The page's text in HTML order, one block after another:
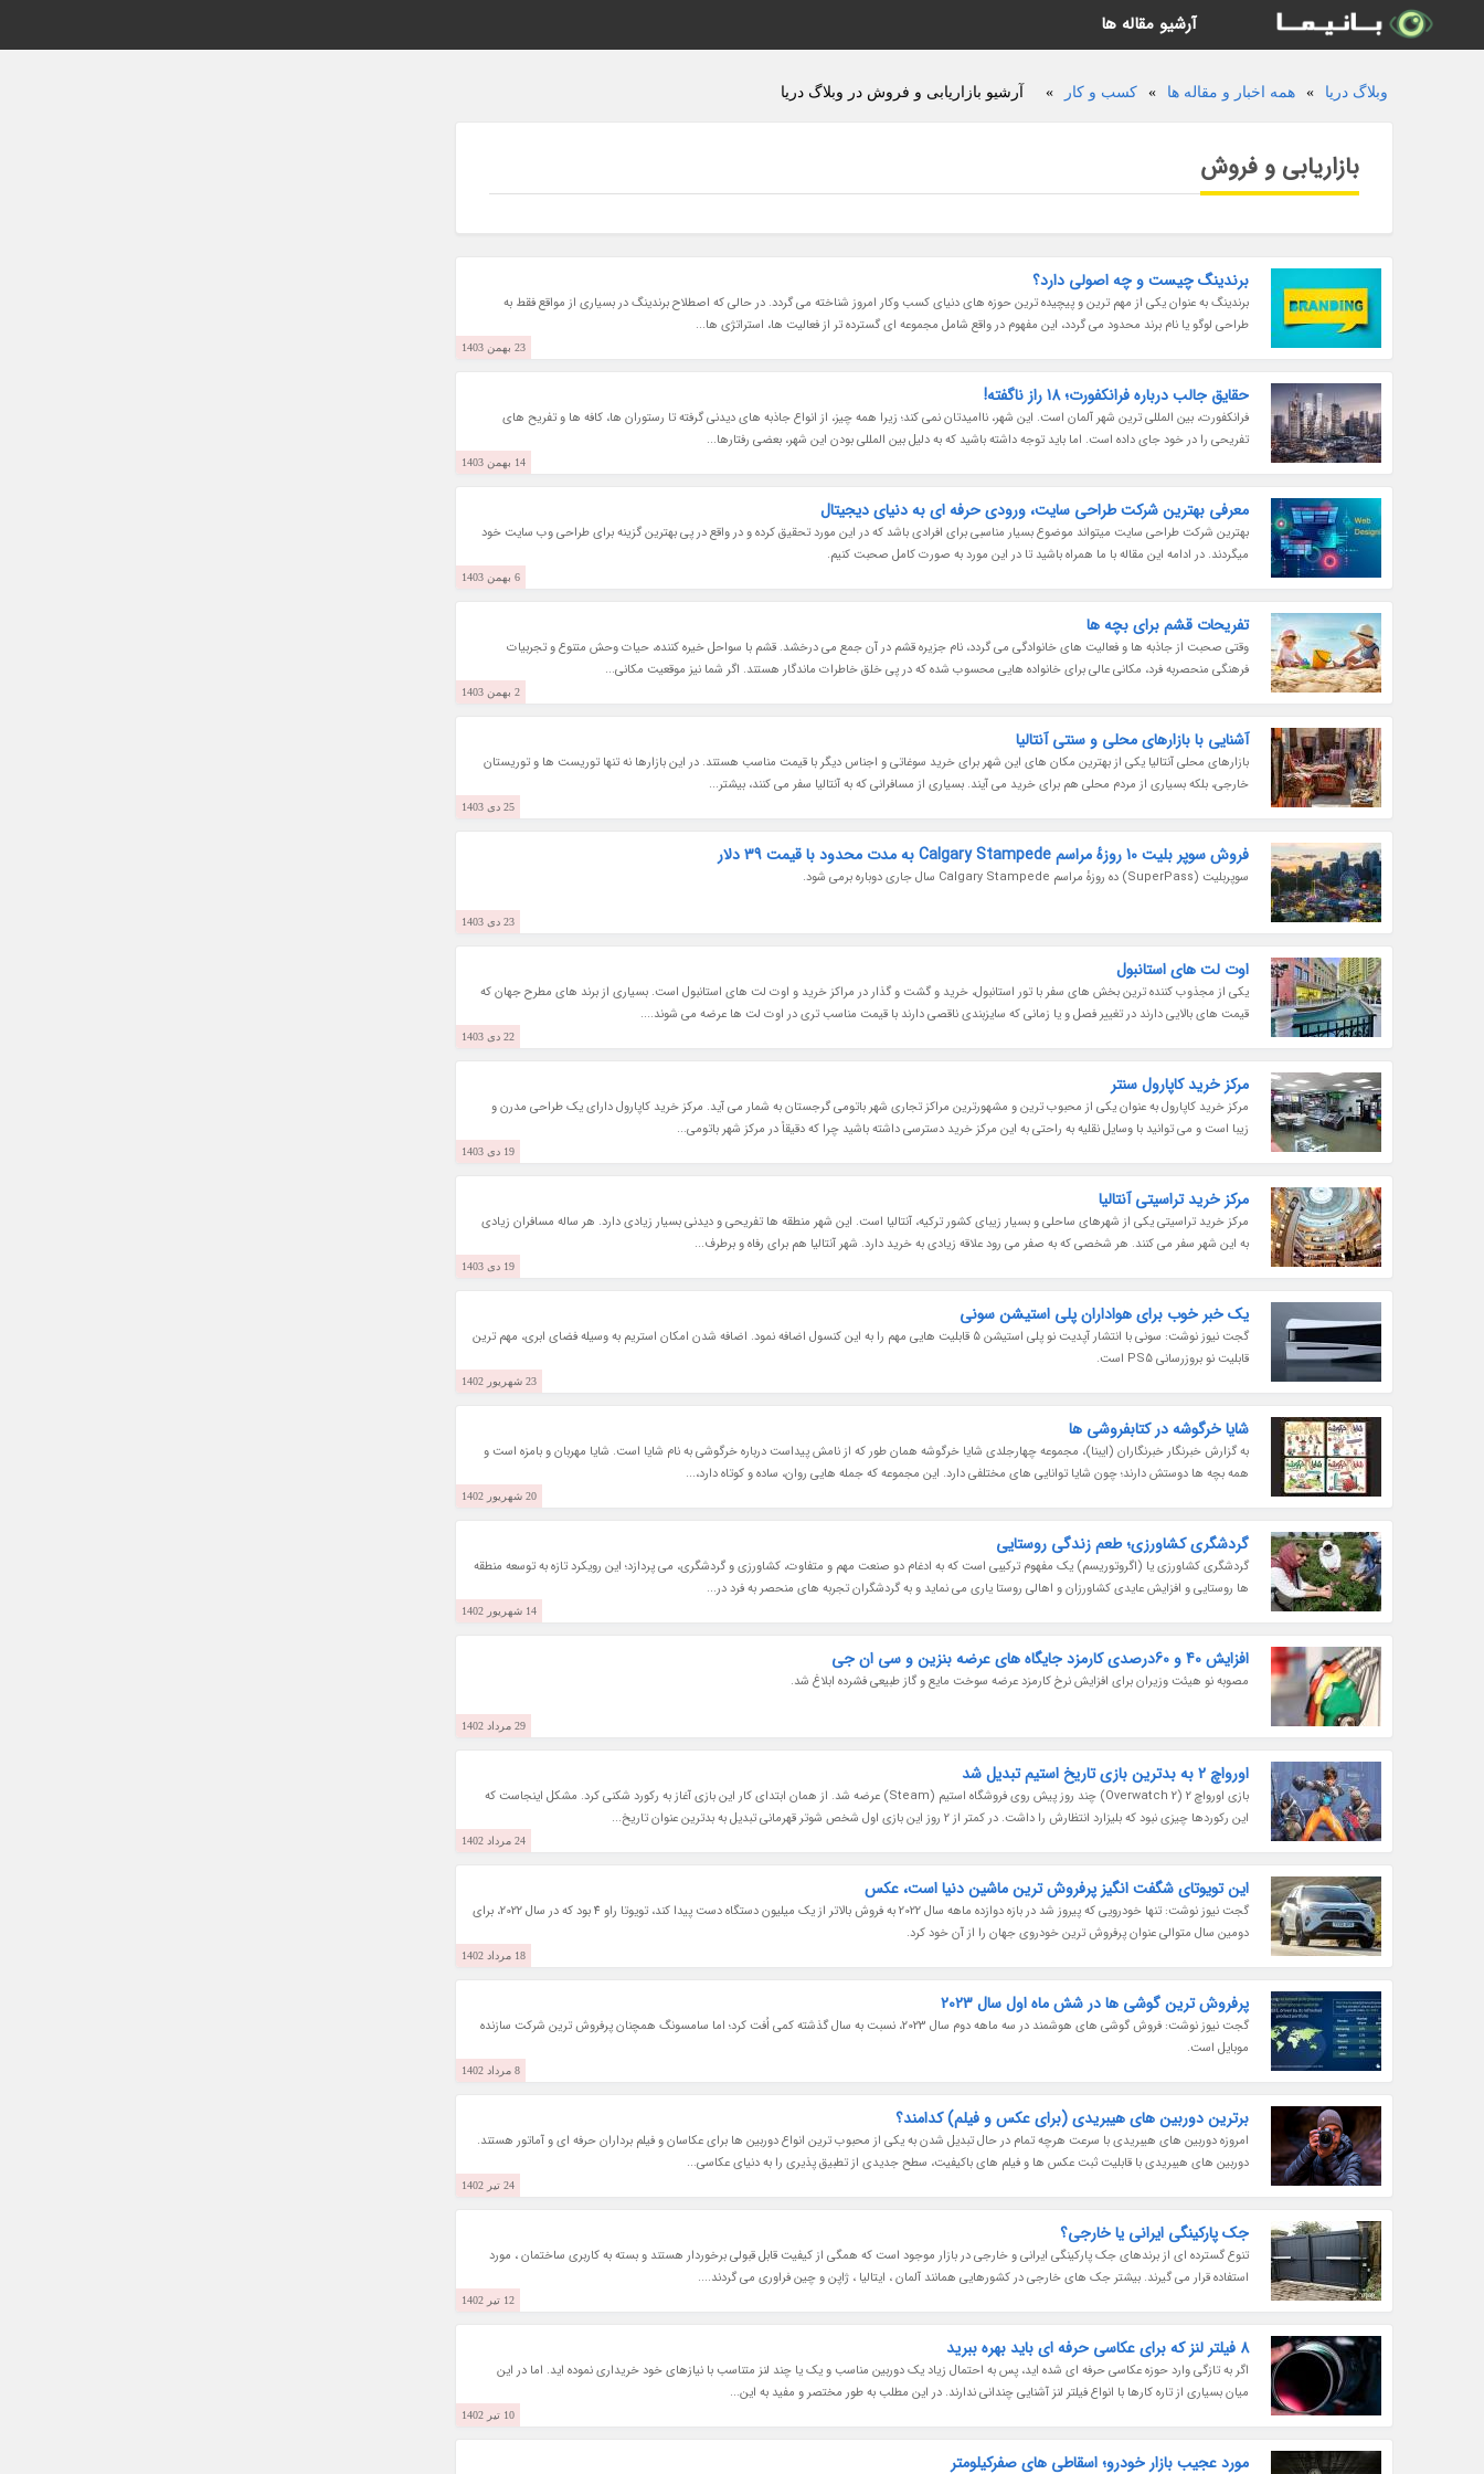
وبلاگ دریا » همه اخبار و مقاله ها » کسب و کار » آرشیو بازاریابی و فروش در وبلاگ دریا
بازاریابی و فروش
برندینگ چیست و چه اصولی دارد؟
برندینگ به عنوان یکی از مهم ترین و پیچیده ترین حوزه های دنیای کسب وکار امروز شناخته می گردد. در حالی که اصطلاح برندینگ در بسیاری از مواقع فقط به
طراحی لوگو یا نام برند محدود می گردد، این مفهوم در واقع شامل مجموعه ای گسترده تر از فعالیت ها، استراتژی ها...
23 بهمن 1403
حقایق جالب درباره فرانکفورت؛ 18 راز ناگفته!
فرانکفورت، بین المللی ترین شهر آلمان است. این شهر، ناامیدتان نمی کند؛ زیرا همه چیز، از انواع جاذبه های دیدنی گرفته تا رستوران ها، کافه ها و تفریح های
تفریحی را در خود جای داده است. اما باید توجه داشته باشید که به دلیل بین المللی بودن این شهر، بعضی رفتارها...
14 بهمن 1403
معرفی بهترین شرکت طراحی سایت، ورودی حرفه ای به دنیای دیجیتال
بهترین شرکت طراحی سایت میتواند موضوع بسیار مناسبی برای افرادی باشد که در این مورد تحقیق کرده و در واقع در پی بهترین گزینه برای طراحی وب سایت خود
میگردند. در ادامه این مقاله با ما همراه باشید تا در این مورد به صورت کامل صحبت کنیم.
6 بهمن 1403
تفریحات قشم برای بچه ها
وقتی صحبت از جاذبه ها و فعالیت های خانوادگی می گردد، نام جزیره قشم در آن جمع می درخشد. قشم با سواحل خیره کننده، حیات وحش متنوع و تجربیات
فرهنگی منحصربه فرد، مکانی عالی برای خانواده هایی محسوب شده که در پی خلق خاطرات ماندگار هستند. اگر شما نیز موقعیت مکانی...
2 بهمن 1403
آشنایی با بازارهای محلی و سنتی آنتالیا
بازارهای محلی آنتالیا یکی از بهترین مکان های این شهر برای خرید سوغاتی و اجناس دیگر با قیمت مناسب هستند. در این بازارها نه تنها توریست ها و توریستان
خارجی، بلکه بسیاری از مردم محلی هم برای خرید می آیند. بسیاری از مسافرانی که به آنتالیا سفر می کنند، بیشتر...
25 دی 1403
فروش سوپر بلیت 10 روزهٔ مراسم Calgary Stampede به مدت محدود با قیمت 39 دلار
سوپربلیت (SuperPass) ده روزهٔ مراسم Calgary Stampede سال جاری دوباره برمی شود.
23 دی 1403
اوت لت های استانبول
یکی از مجذوب کننده ترین بخش های سفر با تور استانبول، خرید و گشت و گذار در مراکز خرید و اوت لت های استانبول است. بسیاری از برند های مطرح جهان که
قیمت های بالایی دارند در تغییر فصل و یا زمانی که سایزبندی ناقصی دارند با قیمت مناسب تری در اوت لت ها عرضه می شوند....
22 دی 1403
مرکز خرید کاپارول سنتر
مرکز خرید کاپارول به عنوان یکی از محبوب ترین و مشهورترین مراکز تجاری شهر باتومی گرجستان به شمار می آید. مرکز خرید کاپارول دارای یک طراحی مدرن و
زیبا است و می توانید با وسایل نقلیه به راحتی به این مرکز خرید دسترسی داشته باشید چرا که دقیقاً در مرکز شهر باتومی...
19 دی 1403
مرکز خرید تراسیتی آنتالیا
مرکز خرید تراسیتی یکی از شهرهای ساحلی و بسیار زیبای کشور ترکیه، آنتالیا است. این شهر منطقه ها تفریحی و دیدنی بسیار زیادی دارد. هر ساله مسافران زیادی
به این شهر سفر می کنند. هر شخصی که به صفر می رود علاقه زیادی به خرید دارد. شهر آنتالیا هم برای رفاه و برطرف...
19 دی 1403
یک خبر خوب برای هواداران پلی استیشن سونی
گجت نیوز نوشت: سونی با انتشار آپدیت نو پلی استیشن 5 قابلیت هایی مهم را به این کنسول اضافه نمود. اضافه شدن امکان استریم به وسیله فضای ابری، مهم ترین
قابلیت نو بروزرسانی PS5 است.
23 شهریور 1402
شایا خرگوشه در کتابفروشی ها
به گزارش خبرنگار خبرنگاران (ایبنا)، مجموعه چهارجلدی شایا خرگوشه همان طور که از نامش پیداست درباره خرگوشی به نام شایا است. شایا مهربان و بامزه است و
همه بچه ها دوستش دارند؛ چون شایا توانایی های مختلفی دارد. این مجموعه که جمله هایی روان، ساده و کوتاه دارد،...
20 شهریور 1402
گردشگری کشاورزی؛ طعم زندگی روستایی
گردشگری کشاورزی یا (اگروتوریسم) یک مفهوم ترکیبی است که به ادغام دو صنعت مهم و متفاوت، کشاورزی و گردشگری، می پردازد؛ این رویکرد تازه به توسعه منطقه
ها روستایی و افزایش عایدی کشاورزان و اهالی روستا یاری می نماید و به گردشگران تجربه های منحصر به فرد در...
14 شهریور 1402
افزایش 40 و 60درصدی کارمزد جایگاه های عرضه بنزین و سی ان جی
مصوبه نو هیئت وزیران برای افزایش نرخ کارمزد عرضه سوخت مایع و گاز طبیعی فشرده ابلاغ شد.
29 مرداد 1402
اورواچ 2 به بدترین بازی تاریخ استیم تبدیل شد
بازی اورواچ 2 (Overwatch 2) چند روز پیش روی فروشگاه استیم (Steam) عرضه شد. از همان ابتدای کار این بازی آغاز به رکورد شکنی کرد. مشکل اینجاست که
این رکوردها چیزی نبود که بلیزارد انتظارش را داشت. در کمتر از 2 روز این بازی اول شخص شوتر قهرمانی تبدیل به بدترین عنوان تاریخ...
24 مرداد 1402
این تویوتای شگفت انگیز پرفروش ترین ماشین دنیا است، عکس
گجت نیوز نوشت: تنها خودرویی که پیروز شد در بازه دوازده ماهه سال 2022 به فروش بالاتر از یک میلیون دستگاه دست پیدا کند، تویوتا راو 4 بود که در سال 2022، برای
دومین سال متوالی عنوان پرفروش ترین خودروی جهان را از آن خود کرد.
18 مرداد 1402
پرفروش ترین گوشی ها در شش ماه اول سال 2023
گجت نیوز نوشت: فروش گوشی های هوشمند در سه ماهه دوم سال 2023، نسبت به سال گذشته کمی اُفت کرد؛ اما سامسونگ همچنان پرفروش ترین شرکت سازنده
موبایل است.
8 مرداد 1402
برترین دوربین های هیبریدی (برای عکس و فیلم) کدامند؟
امروزه دوربین های هیبریدی با سرعت هرچه تمام در حال تبدیل شدن به یکی از محبوب ترین انواع دوربین ها برای عکاسان و فیلم برداران حرفه ای و آماتور هستند.
دوربین های هیبریدی با قابلیت ثبت عکس ها و فیلم های باکیفیت، سطح جدیدی از تطبیق پذیری را به دنیای عکاسی...
24 تیر 1402
جک پارکینگی ایرانی یا خارجی؟
تنوع گسترده ای از برندهای جک پارکینگی ایرانی و خارجی در بازار موجود است که همگی از کیفیت قابل قبولی برخوردار هستند و بسته به کاربری ساختمان ، مورد
استفاده قرار می گیرند. بیشتر جک های خارجی در کشورهایی همانند آلمان ، ایتالیا ، ژاپن و چین فراوری می گردند....
12 تیر 1402
8 فیلتر لنز که برای عکاسی حرفه ای باید بهره ببرید
اگر به تازگی وارد حوزه عکاسی حرفه ای شده اید، پس به احتمال زیاد یک دوربین مناسب و یک یا چند لنز متناسب با نیازهای خود خریداری نموده اید. اما در این
میان بسیاری از تاره کارها با انواع فیلتر لنز آشنایی چندانی ندارند. در این مطلب به طور مختصر و مفید به این...
10 تیر 1402
مورد عجیب بازار خودرو؛ اسقاطی های صفرکیلومتر
آرشیو مقاله ها